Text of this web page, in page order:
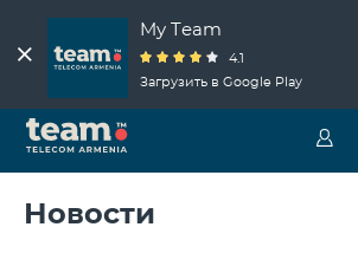
My Team
4.1
Загрузить в Google Play
Новости